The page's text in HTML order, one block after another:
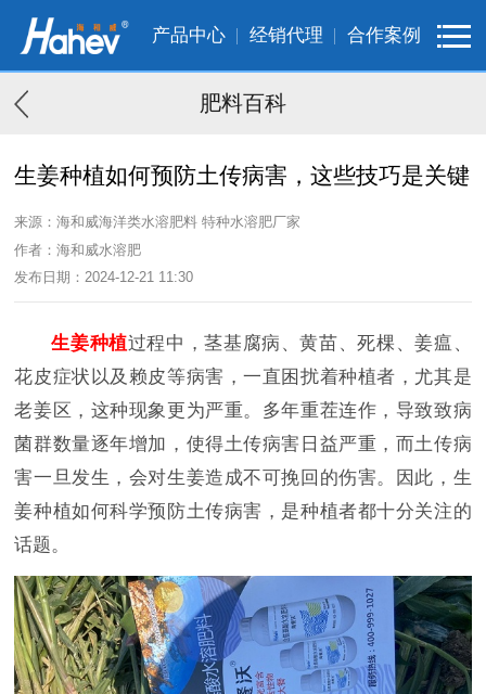
产品中心 经销代理 合作案例
肥料百科
生姜种植如何预防土传病害，这些技巧是关键
来源：海和威海洋类水溶肥料 特种水溶肥厂家
作者：海和威水溶肥
发布日期：2024-12-21 11:30
生姜种植过程中，茎基腐病、黄苗、死棵、姜瘟、
花皮症状以及赖皮等病害，一直困扰着种植者，尤其是
老姜区，这种现象更为严重。多年重茬连作，导致致病
菌群数量逐年增加，使得土传病害日益严重，而土传病
害一旦发生，会对生姜造成不可挽回的伤害。因此，生
姜种植如何科学预防土传病害，是种植者都十分关注的
话题。